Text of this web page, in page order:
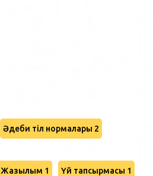
Әдеби тіл нормалары 2
Жазылым 1 Үй тапсырмасы 1